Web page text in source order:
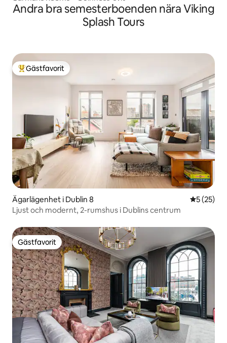
Andra bra semesterboenden nära Viking
Splash Tours
Populär gästfavorit
Gästfavorit
Ägarlägenhet i Dublin 8 5 av 5 i
5 (25)
Ljust och modernt, 2-rumshus i Dublins centrum
Gästfavorit
Gästfavorit